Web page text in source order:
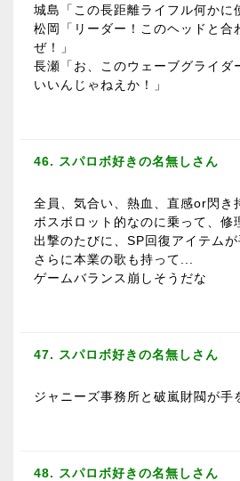
城島「この長距離ライフル何かに
松岡「リーダー！このヘッドと合
ぜ！」
長瀬「お、このウェーブグライダ
いいんじゃねえか！」
46. スパロボ好きの名無しさん
全員、気合い、熱血、直感or閃き
ボスボロット的なのに乗って、修
出撃のたびに、SP回復アイテム
さらに本業の歌も持って...
ゲームバランス崩しそうだな
47. スパロボ好きの名無しさん
ジャニーズ事務所と破嵐財閥が手
48. スパロボ好きの名無しさん